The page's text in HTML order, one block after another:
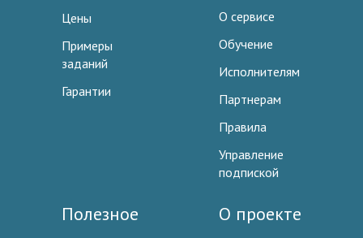
Цены
Примеры
заданий
Гарантии
О сервисе
Обучение
Исполнителям
Партнерам
Правила
Управление
подпиской
Полезное О проекте